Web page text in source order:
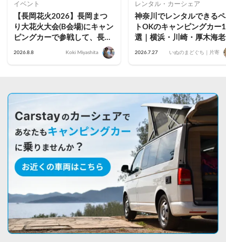
イベント
【長岡花火2026】長岡まつ
り大花火大会(B会場)にキャン
ピングカーで参戦して、長岡
2026.8.8 Koki Miyashita
レンタル・カーシェア
神奈川でレンタルできる
トOKのキャンピングカー
選｜横浜・川崎・厚木海老
名・藤沢茅ヶ崎・小田原
2026.7.27 いぬのまどぐち｜片寄